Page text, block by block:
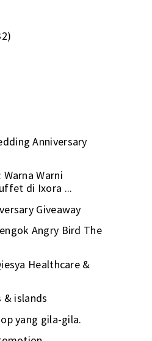
Anniversary
Warni
di Ixora ...
Giveaway
Angry Bird The
Healthcare &
& islands
yang gila-gila.